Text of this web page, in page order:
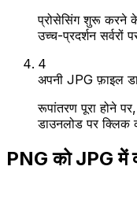
प्रोसेसिंग शुरू करने
उच्च-प्रदर्शन सर्वरों
4
अपनी JPG फ़ाइल
रूपांतरण पूरा होने
डाउनलोड पर क्लिक
PNG को JPG में